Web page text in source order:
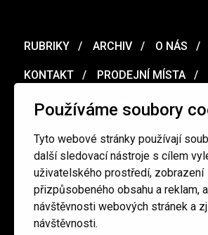
Používáme soubory
Tyto webové stránky používají
další sledovací nástroje s cílem
uživatelského prostředí, zobrazení
přizpůsobeného obsahu a reklam,
návštěvnosti webových stránek a
návštěvnosti.
RUBRIKY ARCHIV O NÁS
KONTAKT PRODEJNÍ MÍSTA
MERCH VOUCHER
Ochrana osobních údajů / Obchodní
redakce@cinepur.cz